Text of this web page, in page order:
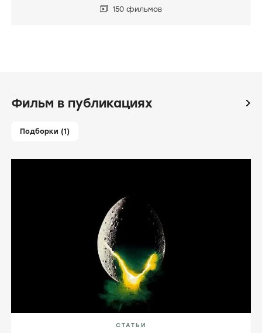
150 фильмов
Фильм в публикациях icon
Подборки (1)
СТАТЬИ